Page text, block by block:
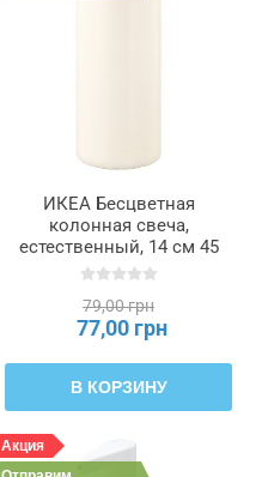
ИКЕА Бесцветная
колонная свеча,
естественный, 14 см 45
часов FENOMEN
79,00 грн
77,00 грн
В КОРЗИНУ
Акция